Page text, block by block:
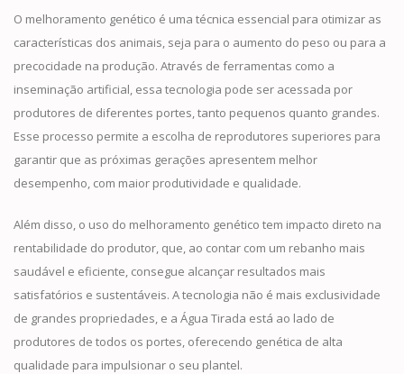
O melhoramento genético é uma técnica essencial para otimizar as
características dos animais, seja para o aumento do peso ou para a
precocidade na produção. Através de ferramentas como a
inseminação artificial, essa tecnologia pode ser acessada por
produtores de diferentes portes, tanto pequenos quanto grandes.
Esse processo permite a escolha de reprodutores superiores para
garantir que as próximas gerações apresentem melhor
desempenho, com maior produtividade e qualidade.
Além disso, o uso do melhoramento genético tem impacto direto na
rentabilidade do produtor, que, ao contar com um rebanho mais
saudável e eficiente, consegue alcançar resultados mais
satisfatórios e sustentáveis. A tecnologia não é mais exclusividade
de grandes propriedades, e a Água Tirada está ao lado de
produtores de todos os portes, oferecendo genética de alta
qualidade para impulsionar o seu plantel.